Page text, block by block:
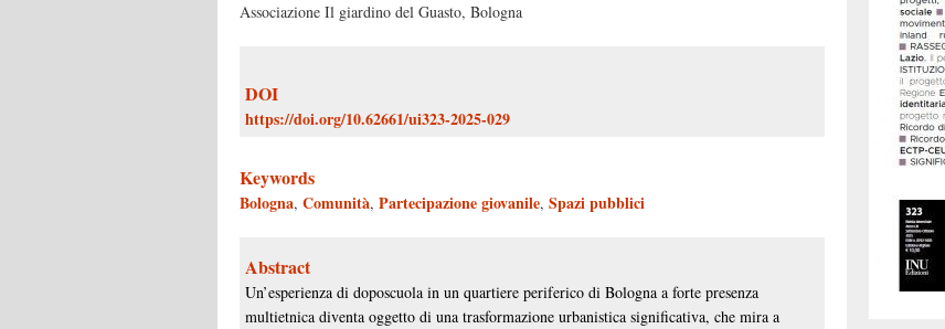
Associazione Il giardino del Guasto, Bologna
DOI
https://doi.org/10.62661/ui323-2025-029
Keywords
Bologna, Comunità, Partecipazione giovanile, Spazi pubblici
Abstract
Un’esperienza di doposcuola in un quartiere periferico di Bologna a forte presenza
multietnica diventa oggetto di una trasformazione urbanistica significativa, che mira a